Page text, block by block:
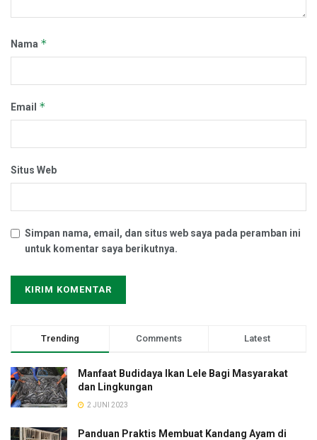
Nama *
Email *
Situs Web
Simpan nama, email, dan situs web saya pada peramban ini
untuk komentar saya berikutnya.
Trending Comments Latest
Manfaat Budidaya Ikan Lele Bagi Masyarakat
dan Lingkungan
2 JUNI 2023
Panduan Praktis Membuat Kandang Ayam di